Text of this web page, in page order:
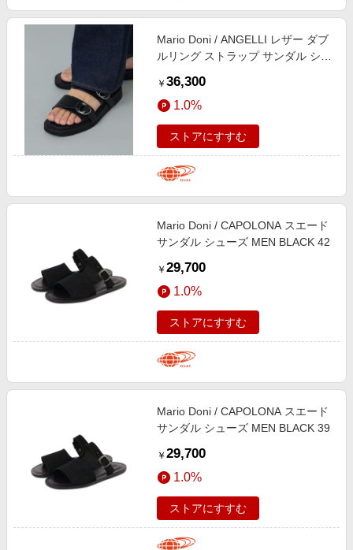
Mario Doni / ANGELLI レザー ダブ
ルリング ストラップ サンダル シュ
￥ 36,300
1.0%
ストアにすすむ
Mario Doni / CAPOLONA スエード
サンダル シューズ MEN BLACK 42
￥ 29,700
1.0%
ストアにすすむ
Mario Doni / CAPOLONA スエード
サンダル シューズ MEN BLACK 39
￥ 29,700
1.0%
ストアにすすむ